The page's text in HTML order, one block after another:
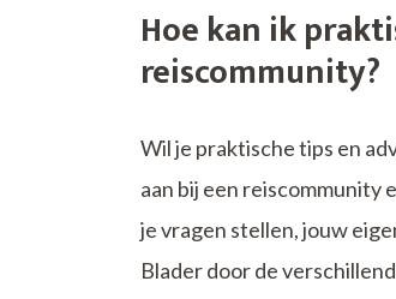
Hoe kan ik
reiscommunity?
Wil je praktische tips en
aan bij een reiscommunity
je vragen stellen, jouw
Blader door de